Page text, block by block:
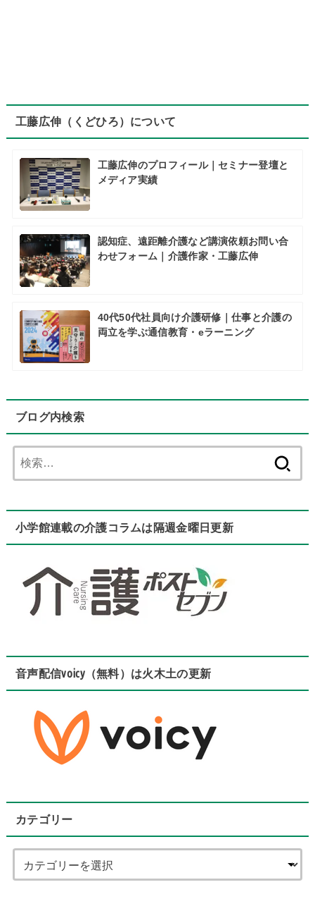
工藤広伸（くどひろ）について
工藤広伸のプロフィール｜セミナー登壇と
メディア実績
認知症、遠距離介護など講演依頼お問い合
わせフォーム｜介護作家・工藤広伸
40代50代社員向け介護研修｜仕事と介護の
両立を学ぶ通信教育・eラーニング
ブログ内検索
索:
小学館連載の介護コラムは隔週金曜日更新
音声配信voicy（無料）は火木土の更新
カテゴリー